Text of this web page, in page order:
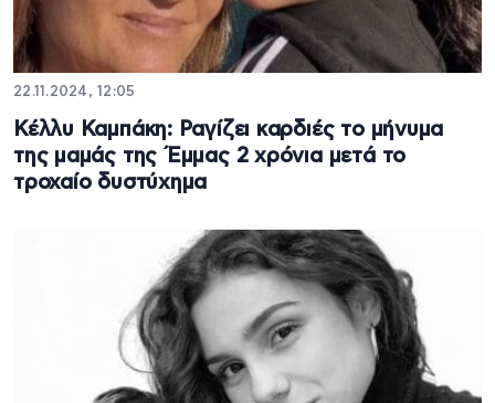
22.11.2024, 12:05
Κέλλυ Καμπάκη: Ραγίζει καρδιές το μήνυμα
της μαμάς της Έμμας 2 χρόνια μετά το
τροχαίο δυστύχημα